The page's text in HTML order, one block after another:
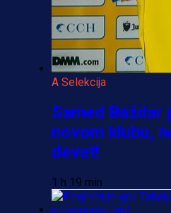
A Selekcija
Samed Baždar
novom klubu,
devet!
1 h 19 min